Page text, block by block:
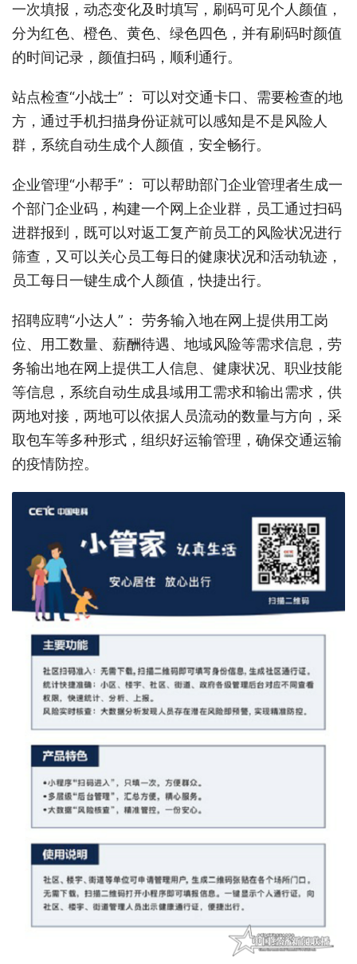
一次填报，动态变化及时填写，刷码可见个人颜值，
分为红色、橙色、黄色、绿色四色，并有刷码时颜值
的时间记录，颜值扫码，顺利通行。
站点检查“小战士”： 可以对交通卡口、需要检查的地
方，通过手机扫描身份证就可以感知是不是风险人
群，系统自动生成个人颜值，安全畅行。
企业管理“小帮手”： 可以帮助部门企业管理者生成一
个部门企业码，构建一个网上企业群，员工通过扫码
进群报到，既可以对返工复产前员工的风险状况进行
筛查，又可以关心员工每日的健康状况和活动轨迹，
员工每日一键生成个人颜值，快捷出行。
招聘应聘“小达人”： 劳务输入地在网上提供用工岗
位、用工数量、薪酬待遇、地域风险等需求信息，劳
务输出地在网上提供工人信息、健康状况、职业技能
等信息，系统自动生成县域用工需求和输出需求，供
两地对接，两地可以依据人员流动的数量与方向，采
取包车等多种形式，组织好运输管理，确保交通运输
的疫情防控。